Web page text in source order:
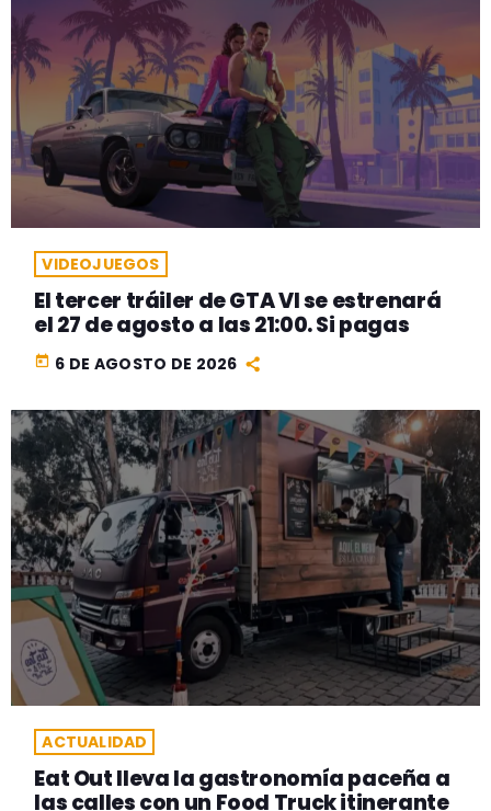
VIDEOJUEGOS
El tercer tráiler de GTA VI se estrenará
el 27 de agosto a las 21:00. Si pagas
today 6 DE AGOSTO DE 2026
ACTUALIDAD
Eat Out lleva la gastronomía paceña a
las calles con un Food Truck itinerante